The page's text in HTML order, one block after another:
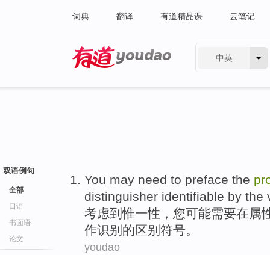
词典 翻译 有道精品课 云笔记
中英
双语例句
全部
口语
书面语
论文
You may need to preface the
distinguisher identifiable by the
考虑到惟一性， 您可能需要在属
作识别 的区别符号。
youdao